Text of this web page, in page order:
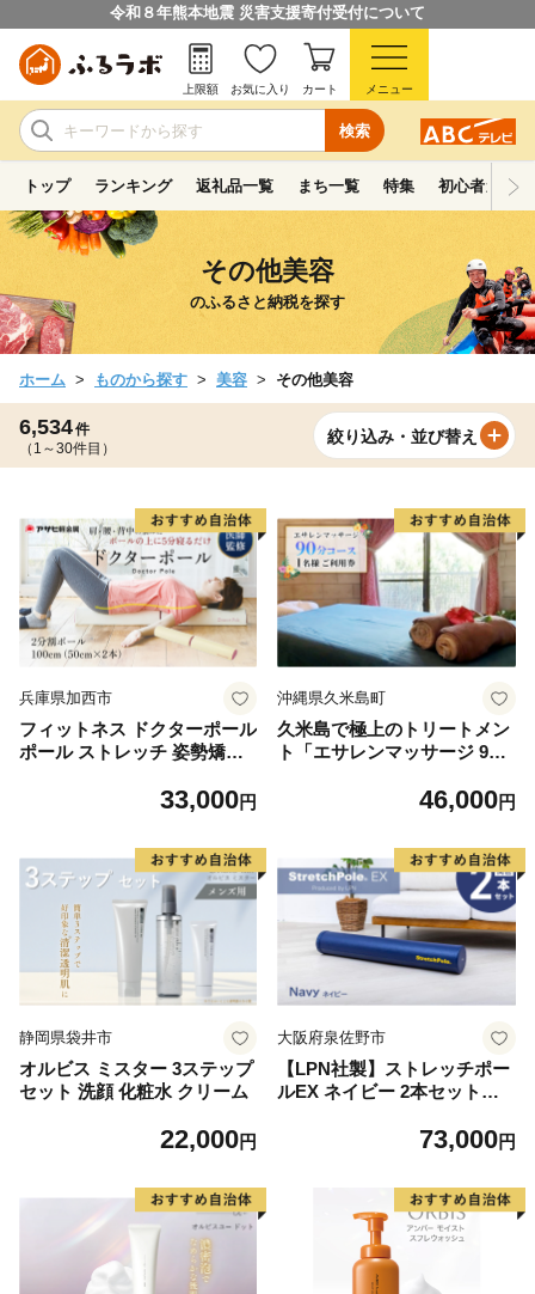
令和８年熊本地震 災害支援寄付受付について
検索
上限額 お気に入り カート メニュー
トップ ランキング 返礼品一覧 まち一覧 特集 初心者ガイド
その他美容
のふるさと納税を探す
ホーム ものから探す 美容 その他美容
6,534件
（1～30件目）
絞り込み・並び替え
兵庫県加西市
フィットネス ドクターポール
ポール ストレッチ 姿勢矯正
ル アサヒ軽金属 リセット 姿
内 日用品
33,000円
沖縄県久米島町
久米島で極上のトリートメン
ト「エサレンマッサージ 90
リートメント アロマ エッセ
トメント マッサージ 手技 五
感 香り 音 触れる 瞑想 極上
セッション スキンシップ 施
術 サロン
46,000円
静岡県袋井市
オルビス ミスター 3ステップ
セット 洗顔 化粧水 クリーム
22,000円
大阪府泉佐野市
【LPN社製】ストレッチポー
ルEX ネイビー 2本セット
ッチ エクササイズ 腰痛 肩こ
73,000円